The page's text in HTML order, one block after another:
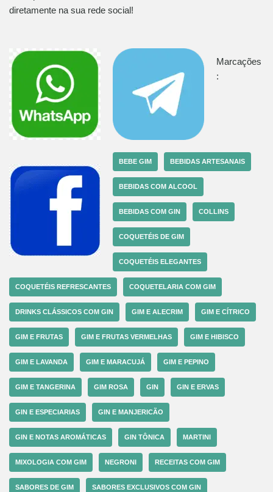
diretamente na sua rede social!
Marcações
:
BEBE GIM BEBIDAS ARTESANAIS
BEBIDAS COM ALCOOL
BEBIDAS COM GIN COLLINS
COQUETÉIS DE GIM
COQUETÉIS ELEGANTES
COQUETÉIS REFRESCANTES COQUETELARIA COM GIM
DRINKS CLÁSSICOS COM GIN GIM E ALECRIM GIM E CÍTRICO
GIM E FRUTAS GIM E FRUTAS VERMELHAS GIM E HIBISCO
GIM E LAVANDA GIM E MARACUJÁ GIM E PEPINO
GIM E TANGERINA GIM ROSA GIN GIN E ERVAS
GIN E ESPECIARIAS GIN E MANJERICÃO
GIN E NOTAS AROMÁTICAS GIN TÔNICA MARTINI
MIXOLOGIA COM GIM NEGRONI RECEITAS COM GIM
SABORES DE GIM SABORES EXCLUSIVOS COM GIN